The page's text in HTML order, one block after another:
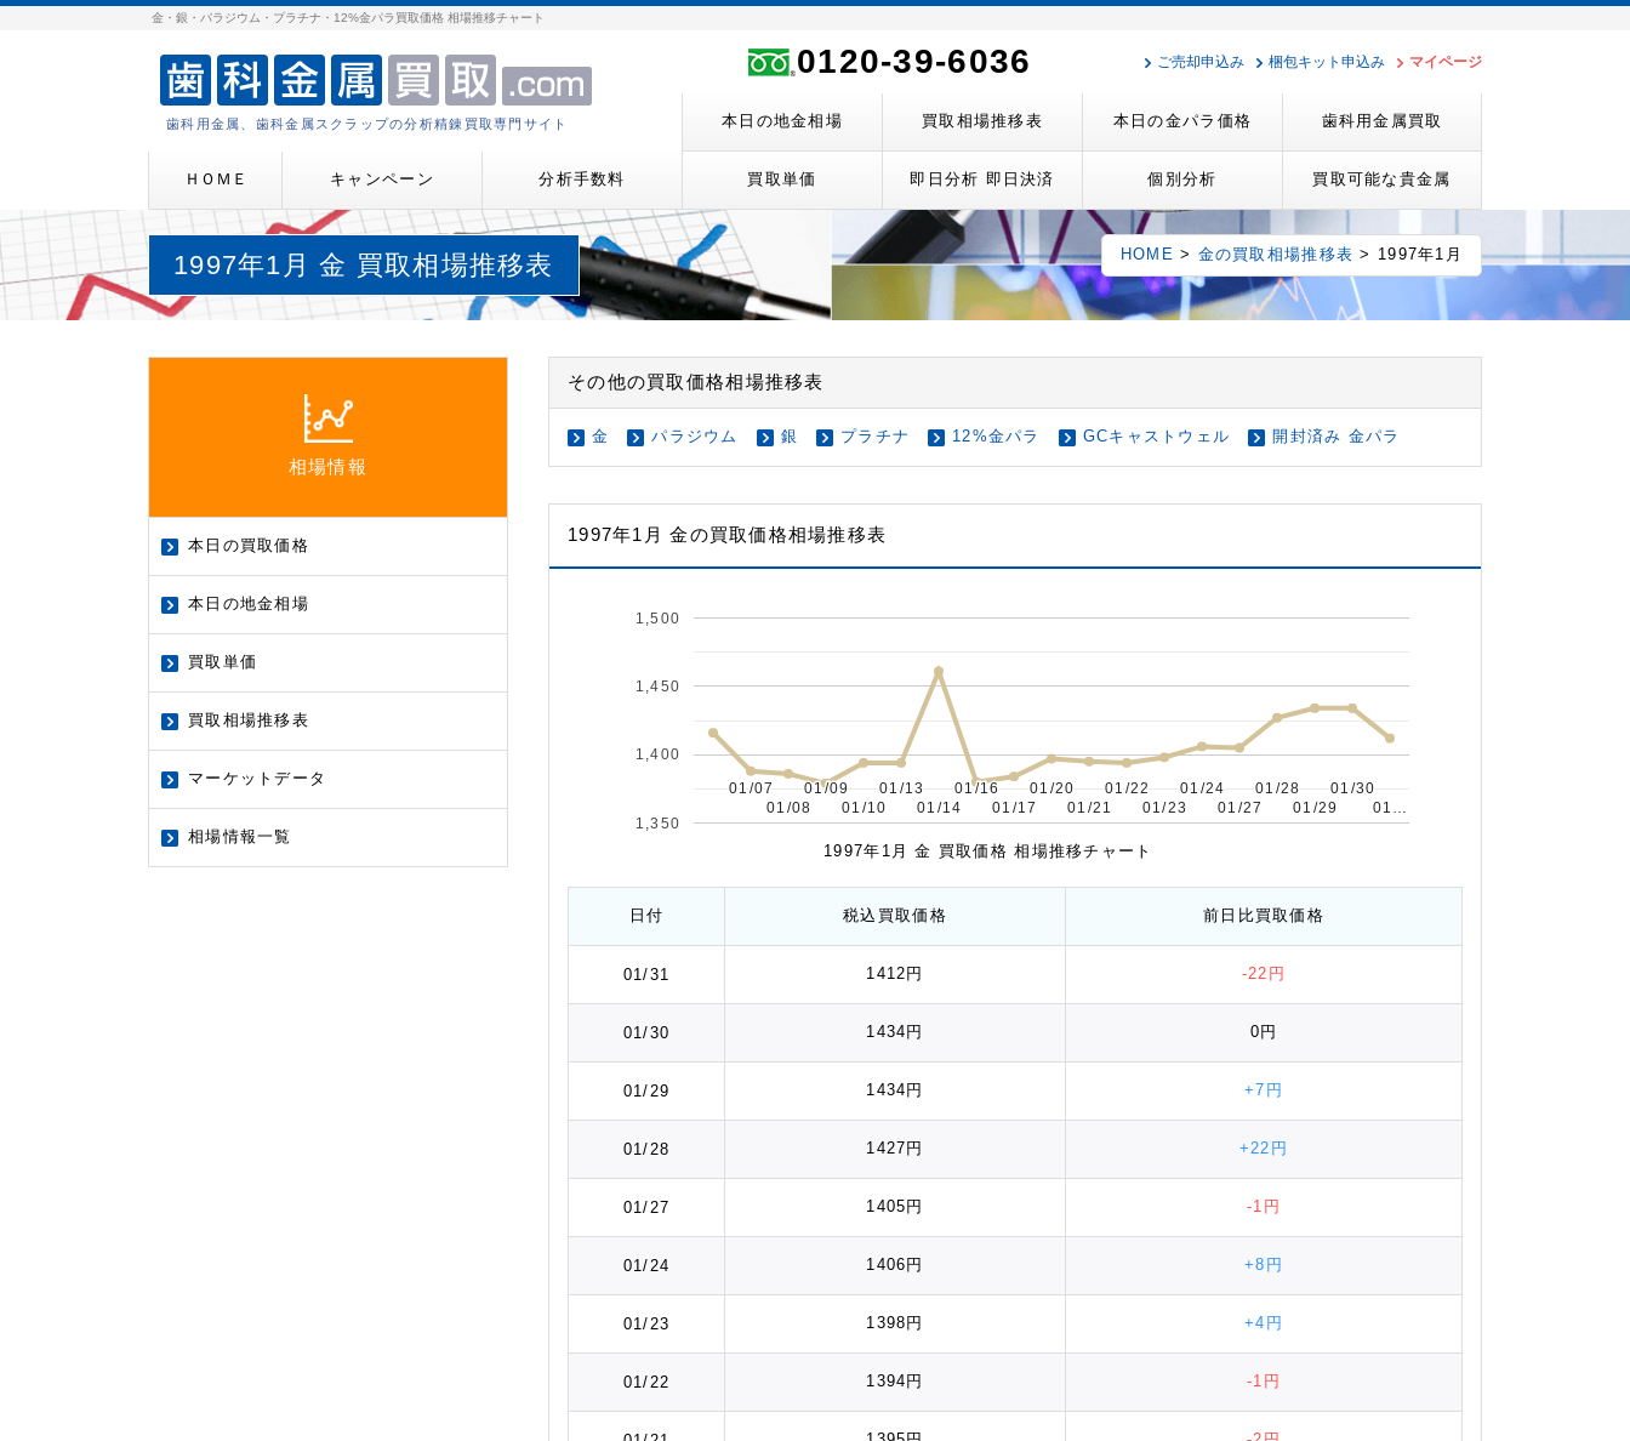
金・銀・パラジウム・プラチナ・12%金パラ買取価格 相場推移チャート
歯科用金属、歯科金属スクラップの分析精錬買取専門サイト
0120-39-6036 ご売却申込み 梱包キット申込み マイページ
本日の地金相場 買取相場推移表 本日の金パラ価格 歯科用金属買取
ＨＯＭＥ キャンペーン 分析手数料 買取単価 即日分析 即日決済 個別分析 買取可能な貴金属
1997年1月 金 買取相場推移表 HOME > 金の買取相場推移表 > 1997年1月
その他の買取価格相場推移表
金 パラジウム 銀 プラチナ 12%金パラ GCキャストウェル 開封済み 金パラ
1997年1月 金の買取価格相場推移表
01/07
01/07
01/08
01/08
01/09
01/09
01/10
01/10
01/13
01/13
01/14
01/14
01/16
01/16
01/17
01/17
01/20
01/20
01/21
01/21
01/22
01/22
01/23
01/23
01/24
01/24
01/27
01/27
01/28
01/28
01/29
01/29
01/30
01/30
01…
01…
1,350
1,400
1,450
1,500
1997年1月 金 買取価格 相場推移チャート
日付 税込 買取価格 前日比買取価格
01/31 1412円 -22円
01/30 1434円 0円
01/29 1434円 +7円
01/28 1427円 +22円
01/27 1405円 -1円
01/24 1406円 +8円
01/23 1398円 +4円
01/22 1394円 -1円
相場情報
本日の買取価格
本日の地金相場
買取単価
買取相場推移表
マーケットデータ
相場情報一覧